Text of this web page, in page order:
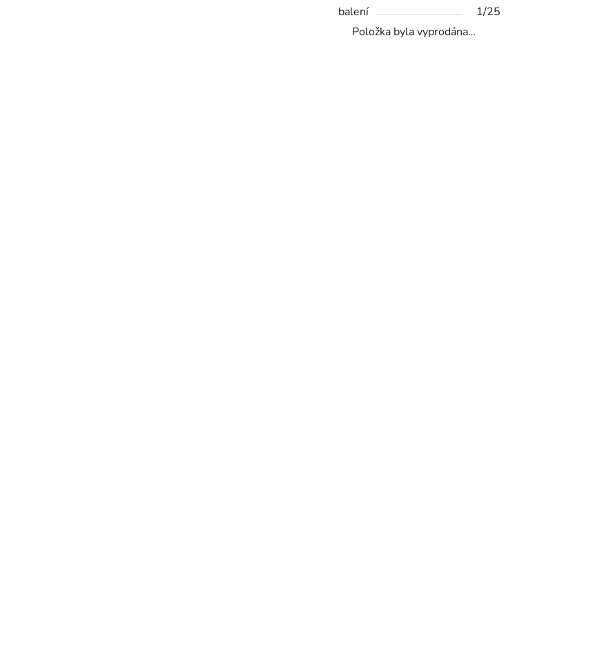
balení
1/25
Položka byla vyprodána…